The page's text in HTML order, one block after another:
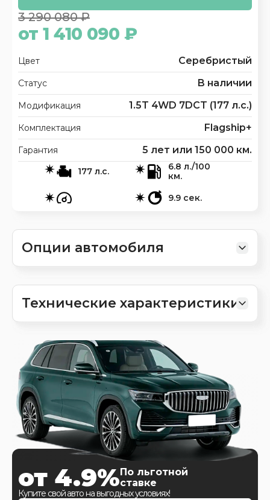
3 290 080 ₽
от 1 410 090 ₽
177 л.с.
6.8 л./100
км.
9.9 сек.
Цвет Серебристый
Статус В наличии
Модификация 1.5T 4WD 7DCT (177 л.с.)
Комплектация Flagship+
Гарантия 5 лет или 150 000 км.
Опции автомобиля
Технические характеристики
от 4.9% По льготной
ставке
Купите свой авто на выгодных условиях!